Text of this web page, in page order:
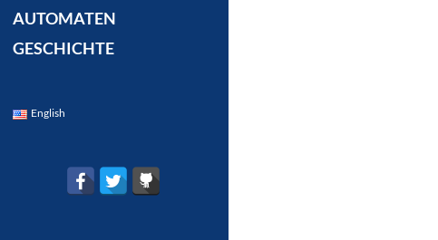
AUTOMATEN
GESCHICHTE
English